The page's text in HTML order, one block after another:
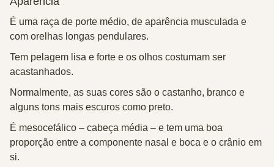
É uma raça de porte médio, de aparência musculada e
com orelhas longas pendulares.
Tem pelagem lisa e forte e os olhos costumam ser
acastanhados.
Normalmente, as suas cores são o castanho, branco e
alguns tons mais escuros como preto.
É mesocefálico – cabeça média – e tem uma boa
proporção entre a componente nasal e boca e o crânio em
si.